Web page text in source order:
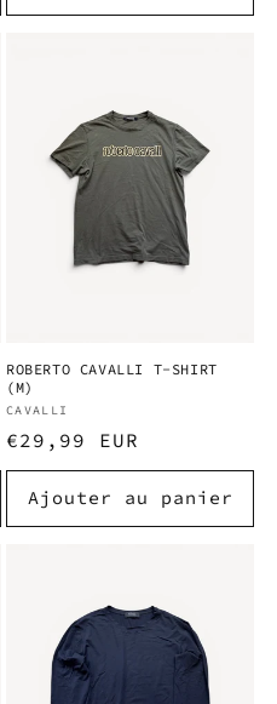
ROBERTO CAVALLI T-SHIRT
(M)
Fournisseur :
CAVALLI
Prix
habituel
€29,99 EUR
Ajouter au panier